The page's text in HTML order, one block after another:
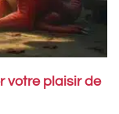
votre plaisir de